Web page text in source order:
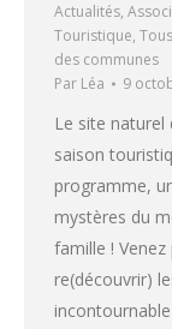
Actualités,
Touristique,
des communes
Par Léa 9
Le site
saison
programme,
mystères du
famille !
re(découvrir)